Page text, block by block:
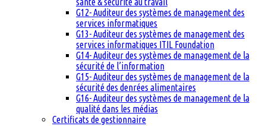
G12- Auditeur des systèmes de management des
services informatiques
G13- Auditeur des systèmes de management des
services informatiques ITIL Foundation
G14- Auditeur des systèmes de management de la
sécurité de l’information
G15- Auditeur des systèmes de management de la
sécurité des denrées alimentaires
G16- Auditeur des systèmes de management de la
qualité dans les médias
Certificats de gestionnaire